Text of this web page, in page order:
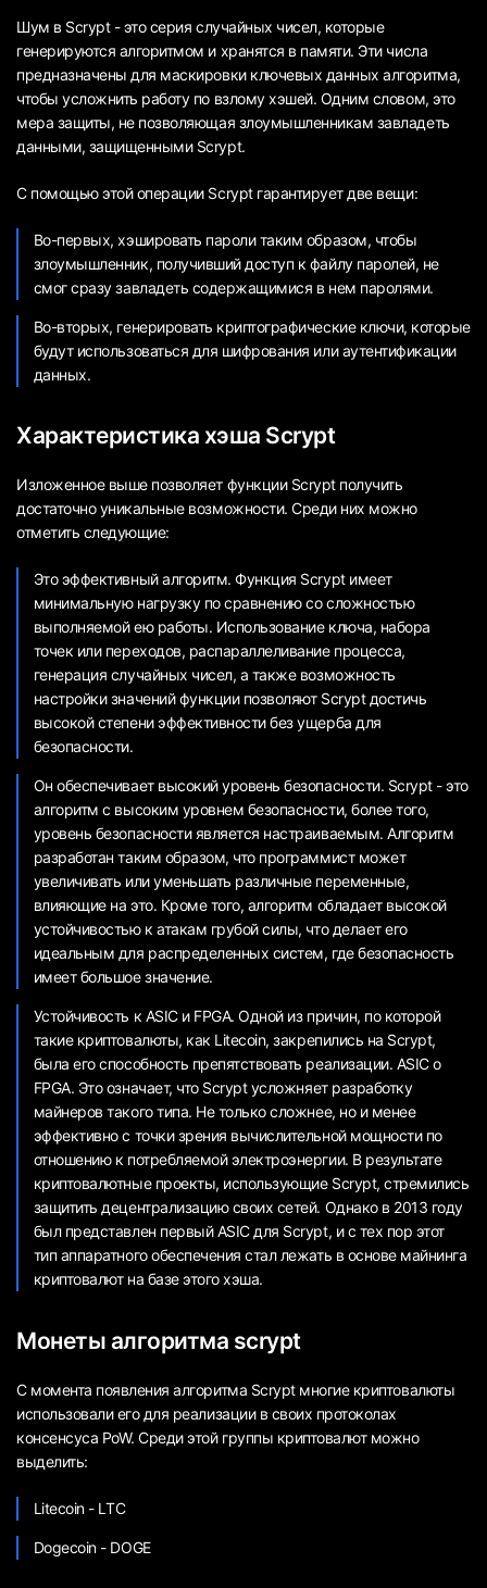
Шум в Scrypt - это серия случайных чисел, которые
генерируются алгоритмом и хранятся в памяти. Эти числа
предназначены для маскировки ключевых данных алгоритма,
чтобы усложнить работу по взлому хэшей. Одним словом, это
мера защиты, не позволяющая злоумышленникам завладеть
данными, защищенными Scrypt.
С помощью этой операции Scrypt гарантирует две вещи:
Во-первых, хэшировать пароли таким образом, чтобы
злоумышленник, получивший доступ к файлу паролей, не
смог сразу завладеть содержащимися в нем паролями.
Во-вторых, генерировать криптографические ключи, которые
будут использоваться для шифрования или аутентификации
данных.
Характеристика хэша Scrypt
Изложенное выше позволяет функции Scrypt получить
достаточно уникальные возможности. Среди них можно
отметить следующие:
Это эффективный алгоритм. Функция Scrypt имеет
минимальную нагрузку по сравнению со сложностью
выполняемой ею работы. Использование ключа, набора
точек или переходов, распараллеливание процесса,
генерация случайных чисел, а также возможность
настройки значений функции позволяют Scrypt достичь
высокой степени эффективности без ущерба для
безопасности.
Он обеспечивает высокий уровень безопасности. Scrypt - это
алгоритм с высоким уровнем безопасности, более того,
уровень безопасности является настраиваемым. Алгоритм
разработан таким образом, что программист может
увеличивать или уменьшать различные переменные,
влияющие на это. Кроме того, алгоритм обладает высокой
устойчивостью к атакам грубой силы, что делает его
идеальным для распределенных систем, где безопасность
имеет большое значение.
Устойчивость к ASIC и FPGA. Одной из причин, по которой
такие криптовалюты, как Litecoin, закрепились на Scrypt,
была его способность препятствовать реализации. ASIC o
FPGA. Это означает, что Scrypt усложняет разработку
майнеров такого типа. Не только сложнее, но и менее
эффективно с точки зрения вычислительной мощности по
отношению к потребляемой электроэнергии. В результате
криптовалютные проекты, использующие Scrypt, стремились
защитить децентрализацию своих сетей. Однако в 2013 году
был представлен первый ASIC для Scrypt, и с тех пор этот
тип аппаратного обеспечения стал лежать в основе майнинга
криптовалют на базе этого хэша.
Монеты алгоритма scrypt
С момента появления алгоритма Scrypt многие криптовалюты
использовали его для реализации в своих протоколах
консенсуса PoW. Среди этой группы криптовалют можно
выделить:
Litecoin - LTC
Dogecoin - DOGE